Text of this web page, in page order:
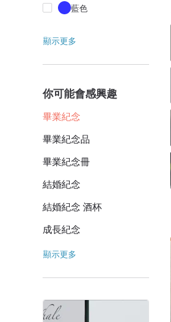
藍色
顯示更多
你可能會感興趣
畢業紀念
畢業紀念品
畢業紀念冊
結婚紀念
結婚紀念 酒杯
成長紀念
顯示更多